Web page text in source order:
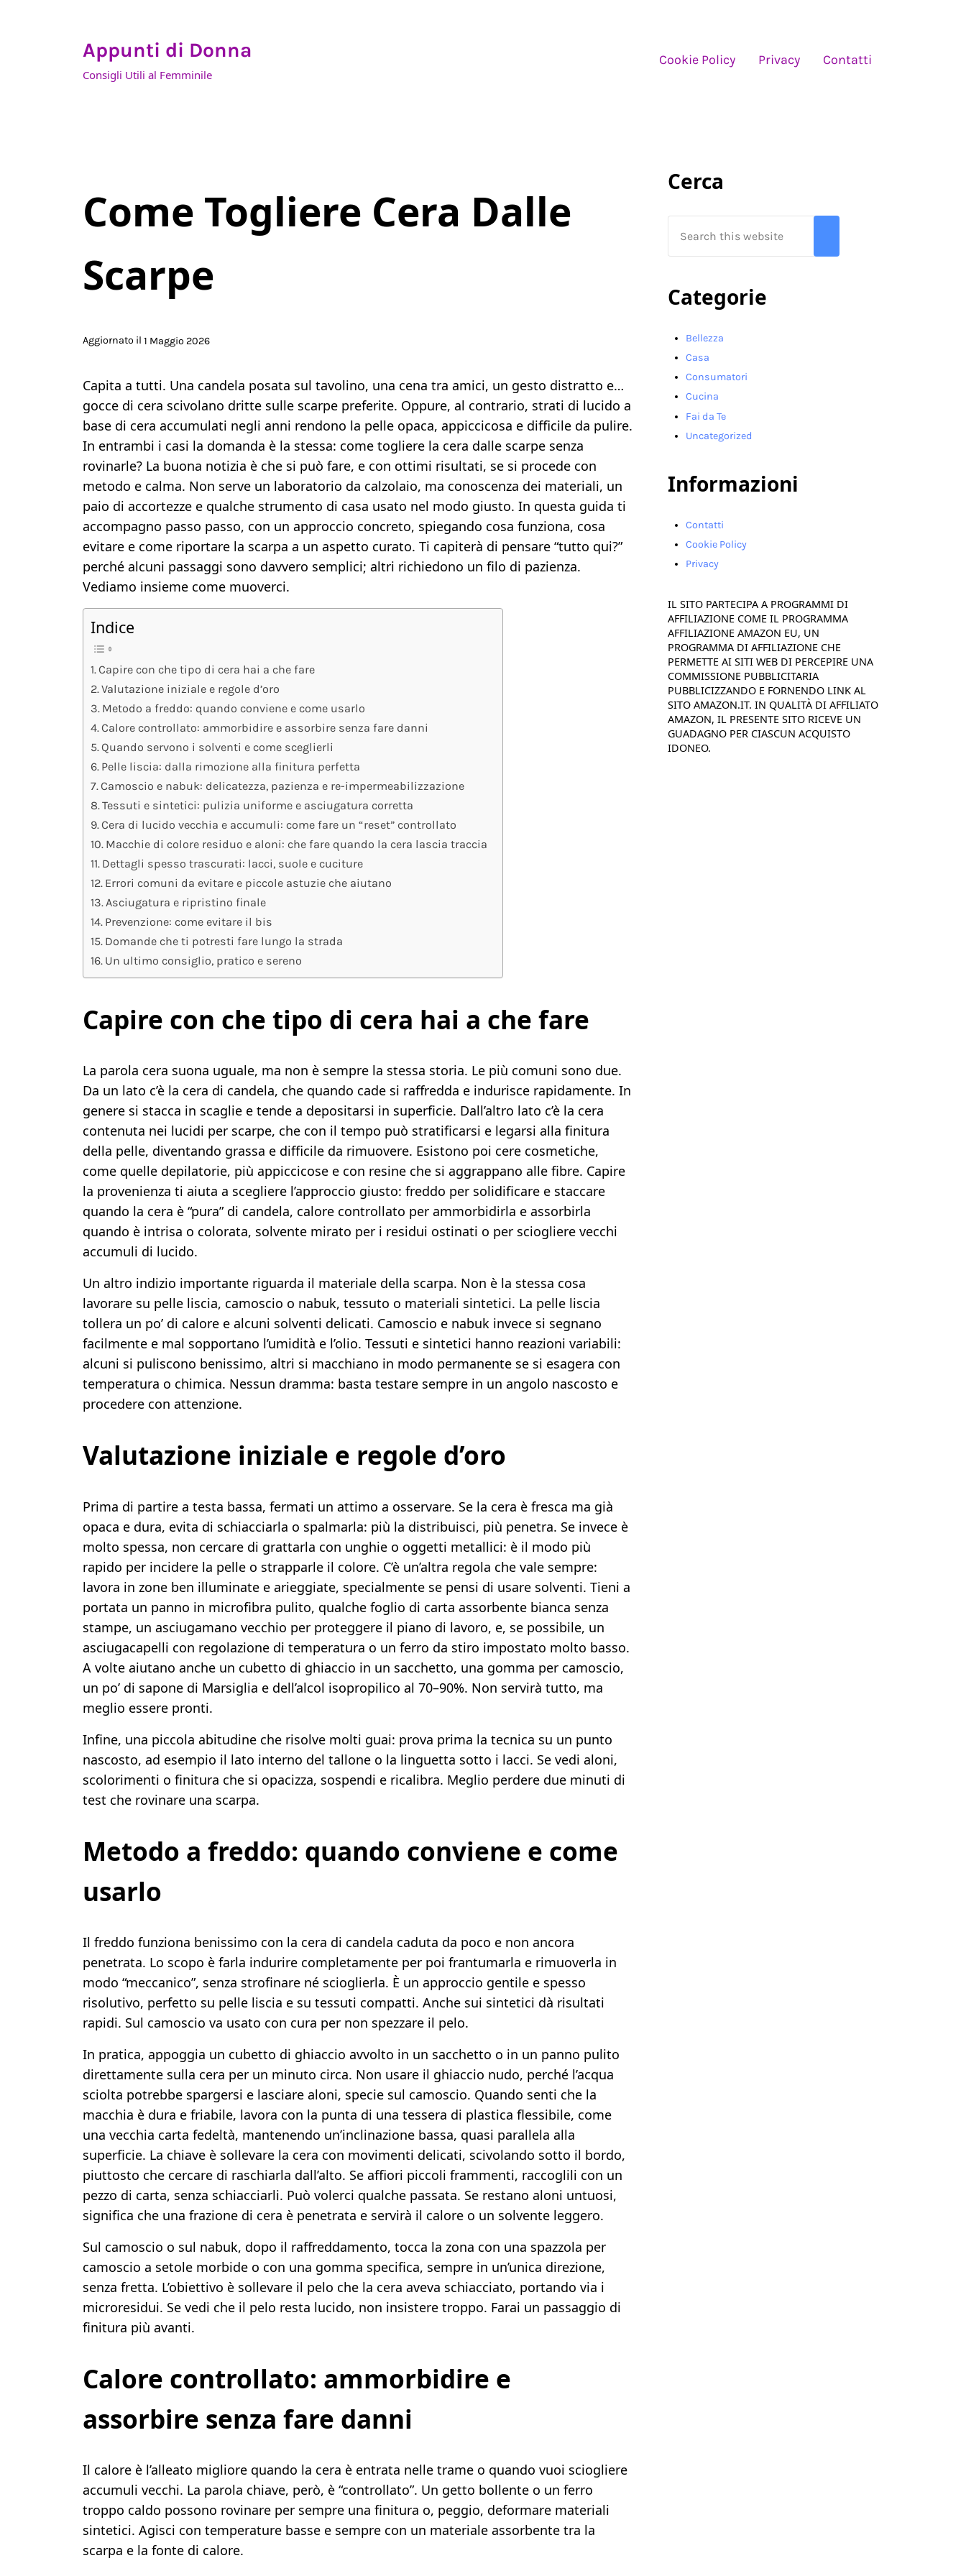
Appunti di Donna
Consigli Utili al Femminile
Cookie Policy Privacy Contatti
Come Togliere Cera Dalle
Scarpe
Aggiornato il 1 Maggio 2026
Capita a tutti. Una candela posata sul tavolino, una cena tra amici, un gesto distratto e…
gocce di cera scivolano dritte sulle scarpe preferite. Oppure, al contrario, strati di lucido a
base di cera accumulati negli anni rendono la pelle opaca, appiccicosa e difficile da pulire.
In entrambi i casi la domanda è la stessa: come togliere la cera dalle scarpe senza
rovinarle? La buona notizia è che si può fare, e con ottimi risultati, se si procede con
metodo e calma. Non serve un laboratorio da calzolaio, ma conoscenza dei materiali, un
paio di accortezze e qualche strumento di casa usato nel modo giusto. In questa guida ti
accompagno passo passo, con un approccio concreto, spiegando cosa funziona, cosa
evitare e come riportare la scarpa a un aspetto curato. Ti capiterà di pensare “tutto qui?”
perché alcuni passaggi sono davvero semplici; altri richiedono un filo di pazienza.
Vediamo insieme come muoverci.
Indice
Capire con che tipo di cera hai a che fare
Valutazione iniziale e regole d’oro
Metodo a freddo: quando conviene e come usarlo
Calore controllato: ammorbidire e assorbire senza fare danni
Quando servono i solventi e come sceglierli
Pelle liscia: dalla rimozione alla finitura perfetta
Camoscio e nabuk: delicatezza, pazienza e re-impermeabilizzazione
Tessuti e sintetici: pulizia uniforme e asciugatura corretta
Cera di lucido vecchia e accumuli: come fare un “reset” controllato
Macchie di colore residuo e aloni: che fare quando la cera lascia traccia
Dettagli spesso trascurati: lacci, suole e cuciture
Errori comuni da evitare e piccole astuzie che aiutano
Asciugatura e ripristino finale
Prevenzione: come evitare il bis
Domande che ti potresti fare lungo la strada
Un ultimo consiglio, pratico e sereno
Capire con che tipo di cera hai a che fare
La parola cera suona uguale, ma non è sempre la stessa storia. Le più comuni sono due.
Da un lato c’è la cera di candela, che quando cade si raffredda e indurisce rapidamente. In
genere si stacca in scaglie e tende a depositarsi in superficie. Dall’altro lato c’è la cera
contenuta nei lucidi per scarpe, che con il tempo può stratificarsi e legarsi alla finitura
della pelle, diventando grassa e difficile da rimuovere. Esistono poi cere cosmetiche,
come quelle depilatorie, più appiccicose e con resine che si aggrappano alle fibre. Capire
la provenienza ti aiuta a scegliere l’approccio giusto: freddo per solidificare e staccare
quando la cera è “pura” di candela, calore controllato per ammorbidirla e assorbirla
quando è intrisa o colorata, solvente mirato per i residui ostinati o per sciogliere vecchi
accumuli di lucido.
Un altro indizio importante riguarda il materiale della scarpa. Non è la stessa cosa
lavorare su pelle liscia, camoscio o nabuk, tessuto o materiali sintetici. La pelle liscia
tollera un po’ di calore e alcuni solventi delicati. Camoscio e nabuk invece si segnano
facilmente e mal sopportano l’umidità e l’olio. Tessuti e sintetici hanno reazioni variabili:
alcuni si puliscono benissimo, altri si macchiano in modo permanente se si esagera con
temperatura o chimica. Nessun dramma: basta testare sempre in un angolo nascosto e
procedere con attenzione.
Valutazione iniziale e regole d’oro
Prima di partire a testa bassa, fermati un attimo a osservare. Se la cera è fresca ma già
opaca e dura, evita di schiacciarla o spalmarla: più la distribuisci, più penetra. Se invece è
molto spessa, non cercare di grattarla con unghie o oggetti metallici: è il modo più
rapido per incidere la pelle o strapparle il colore. C’è un’altra regola che vale sempre:
lavora in zone ben illuminate e arieggiate, specialmente se pensi di usare solventi. Tieni a
portata un panno in microfibra pulito, qualche foglio di carta assorbente bianca senza
stampe, un asciugamano vecchio per proteggere il piano di lavoro, e, se possibile, un
asciugacapelli con regolazione di temperatura o un ferro da stiro impostato molto basso.
A volte aiutano anche un cubetto di ghiaccio in un sacchetto, una gomma per camoscio,
un po’ di sapone di Marsiglia e dell’alcol isopropilico al 70–90%. Non servirà tutto, ma
meglio essere pronti.
Infine, una piccola abitudine che risolve molti guai: prova prima la tecnica su un punto
nascosto, ad esempio il lato interno del tallone o la linguetta sotto i lacci. Se vedi aloni,
scolorimenti o finitura che si opacizza, sospendi e ricalibra. Meglio perdere due minuti di
test che rovinare una scarpa.
Metodo a freddo: quando conviene e come
usarlo
Il freddo funziona benissimo con la cera di candela caduta da poco e non ancora
penetrata. Lo scopo è farla indurire completamente per poi frantumarla e rimuoverla in
modo “meccanico”, senza strofinare né scioglierla. È un approccio gentile e spesso
risolutivo, perfetto su pelle liscia e su tessuti compatti. Anche sui sintetici dà risultati
rapidi. Sul camoscio va usato con cura per non spezzare il pelo.
In pratica, appoggia un cubetto di ghiaccio avvolto in un sacchetto o in un panno pulito
direttamente sulla cera per un minuto circa. Non usare il ghiaccio nudo, perché l’acqua
sciolta potrebbe spargersi e lasciare aloni, specie sul camoscio. Quando senti che la
macchia è dura e friabile, lavora con la punta di una tessera di plastica flessibile, come
una vecchia carta fedeltà, mantenendo un’inclinazione bassa, quasi parallela alla
superficie. La chiave è sollevare la cera con movimenti delicati, scivolando sotto il bordo,
piuttosto che cercare di raschiarla dall’alto. Se affiori piccoli frammenti, raccoglili con un
pezzo di carta, senza schiacciarli. Può volerci qualche passata. Se restano aloni untuosi,
significa che una frazione di cera è penetrata e servirà il calore o un solvente leggero.
Sul camoscio o sul nabuk, dopo il raffreddamento, tocca la zona con una spazzola per
camoscio a setole morbide o con una gomma specifica, sempre in un’unica direzione,
senza fretta. L’obiettivo è sollevare il pelo che la cera aveva schiacciato, portando via i
microresidui. Se vedi che il pelo resta lucido, non insistere troppo. Farai un passaggio di
finitura più avanti.
Calore controllato: ammorbidire e
assorbire senza fare danni
Il calore è l’alleato migliore quando la cera è entrata nelle trame o quando vuoi sciogliere
accumuli vecchi. La parola chiave, però, è “controllato”. Un getto bollente o un ferro
troppo caldo possono rovinare per sempre una finitura o, peggio, deformare materiali
sintetici. Agisci con temperature basse e sempre con un materiale assorbente tra la
scarpa e la fonte di calore.
Cerca
Categorie
Bellezza
Casa
Consumatori
Cucina
Fai da Te
Uncategorized
Informazioni
Contatti
Cookie Policy
Privacy
IL SITO PARTECIPA A PROGRAMMI DI
AFFILIAZIONE COME IL PROGRAMMA
AFFILIAZIONE AMAZON EU, UN
PROGRAMMA DI AFFILIAZIONE CHE
PERMETTE AI SITI WEB DI PERCEPIRE UNA
COMMISSIONE PUBBLICITARIA
PUBBLICIZZANDO E FORNENDO LINK AL
SITO AMAZON.IT. IN QUALITÀ DI AFFILIATO
AMAZON, IL PRESENTE SITO RICEVE UN
GUADAGNO PER CIASCUN ACQUISTO
IDONEO.